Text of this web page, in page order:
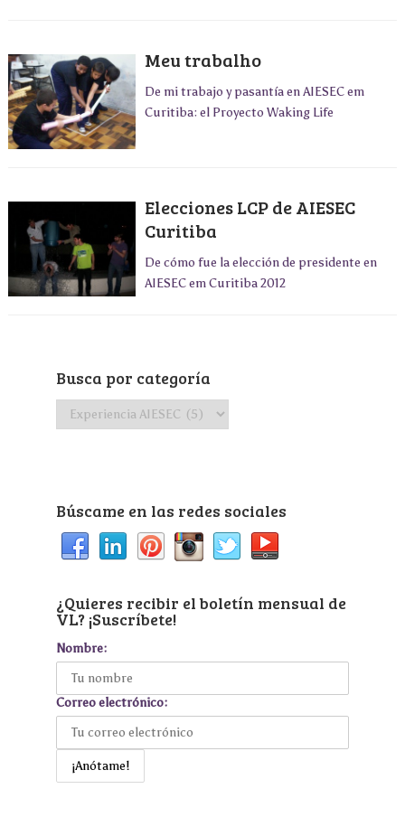
Meu trabalho
De mi trabajo y pasantía en AIESEC em
Curitiba: el Proyecto Waking Life
Elecciones LCP de AIESEC
Curitiba
De cómo fue la elección de presidente en
AIESEC em Curitiba 2012
Busca por categoría
Busca
por
Búscame en las redes sociales
¿Quieres recibir el boletín mensual de
VL? ¡Suscríbete!
Nombre:
Correo electrónico: